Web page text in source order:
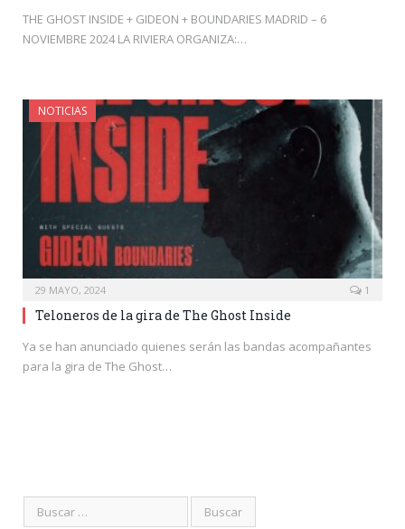
THE GHOST INSIDE + GIDEON + BOUNDARIES MADRID – 6
NOVIEMBRE 2024 LA RIVIERA ORGANIZA:…
NOTICIAS
29 MAYO, 2024 1
Teloneros de la gira de The Ghost Inside
Ya se han anunciado quienes serán las bandas acompañantes
para la gira de The Ghost…